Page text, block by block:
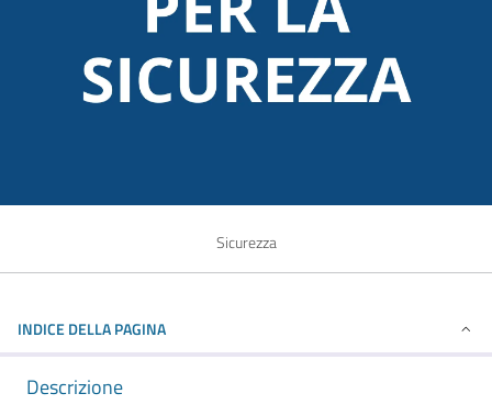
Sicurezza
INDICE DELLA PAGINA
Descrizione